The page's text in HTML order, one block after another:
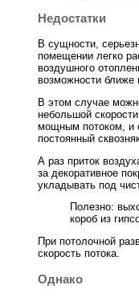
Недостатки
В сущности,
помещении легко
воздушного
возможности ближе
В этом случае
небольшой
мощным потоком, и
постоянный
А раз приток
за декоративное
укладывать под
Полезно:
короб из
При потолочной
скорость потока.
Однако